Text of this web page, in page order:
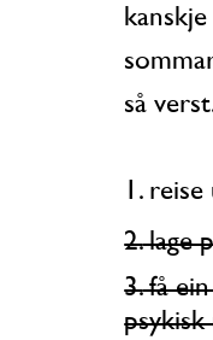
så
1.
2.
3. få ein deltidsjobb som ikkje er fysisk og